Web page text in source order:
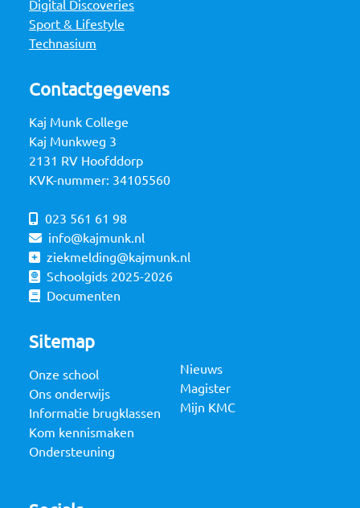
Digital Discoveries
Sport & Lifestyle
Technasium
Contactgegevens
Kaj Munk College
Kaj Munkweg 3
2131 RV Hoofddorp
KVK-nummer: 34105560
023 561 61 98
info@kajmunk.nl
ziekmelding@kajmunk.nl
Schoolgids 2025-2026
Documenten
Sitemap
Onze school
Ons onderwijs
Informatie brugklassen
Kom kennismaken
Ondersteuning
Nieuws
Magister
Mijn KMC